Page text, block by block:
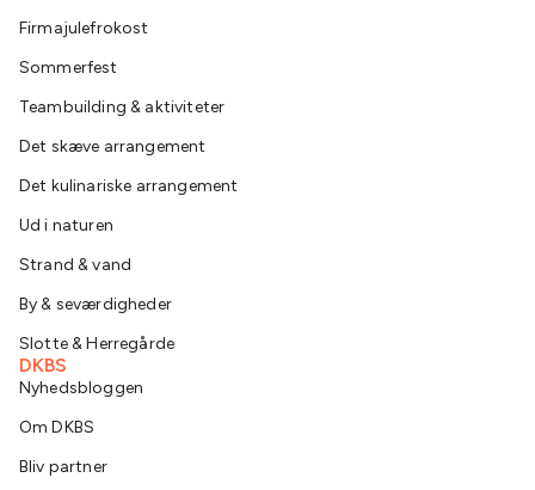
Firmajulefrokost
Sommerfest
Teambuilding & aktiviteter
Det skæve arrangement
Det kulinariske arrangement
Ud i naturen
Strand & vand
By & seværdigheder
Slotte & Herregårde
DKBS
Nyhedsbloggen
Om DKBS
Bliv partner